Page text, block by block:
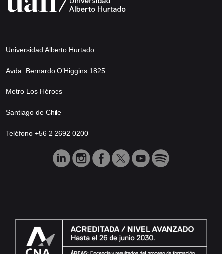
Universidad Alberto Hurtado
Avda. Bernardo O’Higgins 1825
Metro Los Héroes
Santiago de Chile
Teléfono +56 2 2692 0200